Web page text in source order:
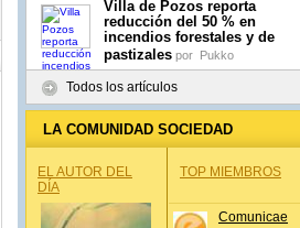
Villa de Pozos reporta
reducción del 50 % en
incendios forestales y de
pastizales por Pukko
Todos los artículos
LA COMUNIDAD SOCIEDAD
EL AUTOR DEL
DÍA
TOP MIEMBROS
Comunicae